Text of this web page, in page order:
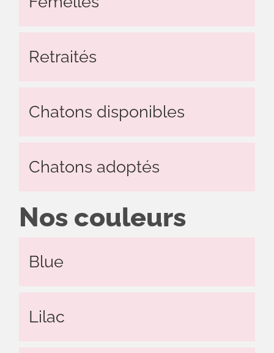
chat
Contact
Retraités
Chatons disponibles
Chatons adoptés
Nos couleurs
Blue
Lilac